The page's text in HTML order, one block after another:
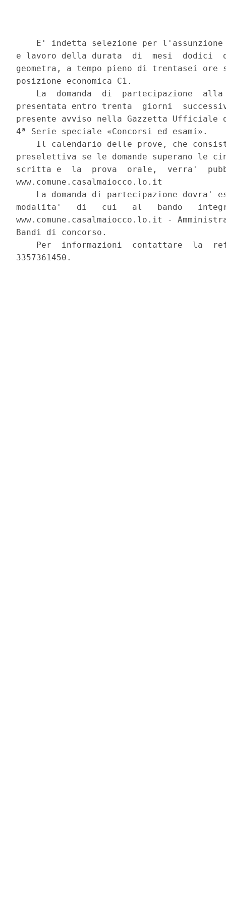
E' indetta selezione per
e lavoro della durata  di  mesi  dodici
geometra, a tempo pieno di trentasei
posizione economica C1.
La  domanda  di  partecipazione
presentata entro trenta  giorni
presente avviso nella Gazzetta
4ª Serie speciale «Concorsi ed esami».
Il calendario delle prove, che
preselettiva se le domande superano le
scritta e  la  prova  orale,  verra'
www.comune.casalmaiocco.lo.it
La domanda di partecipazione dovra'
modalita'   di   cui   al   bando
www.comune.casalmaiocco.lo.it -
Bandi di concorso.
Per  informazioni  contattare  la
3357361450.